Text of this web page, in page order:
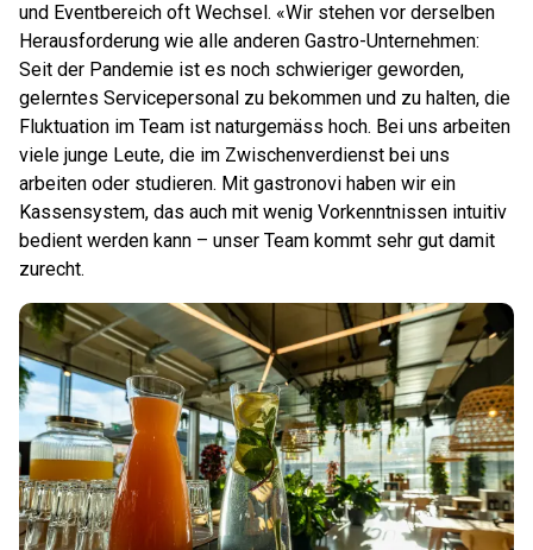
und Eventbereich oft Wechsel. «Wir stehen vor derselben
Herausforderung wie alle anderen Gastro-Unternehmen:
Seit der Pandemie ist es noch schwieriger geworden,
gelerntes Servicepersonal zu bekommen und zu halten, die
Fluktuation im Team ist naturgemäss hoch. Bei uns arbeiten
viele junge Leute, die im Zwischenverdienst bei uns
arbeiten oder studieren. Mit gastronovi haben wir ein
Kassensystem, das auch mit wenig Vorkenntnissen intuitiv
bedient werden kann – unser Team kommt sehr gut damit
zurecht.